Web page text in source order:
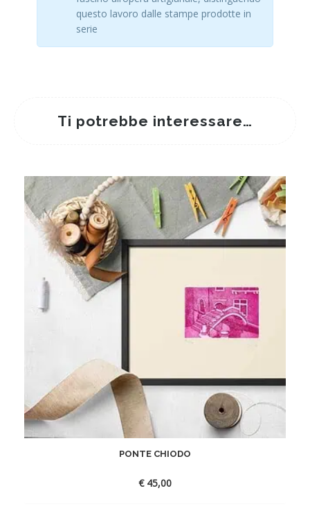
questo lavoro dalle stampe prodotte in
serie
Ti potrebbe interessare…
PONTE CHIODO
€45,00